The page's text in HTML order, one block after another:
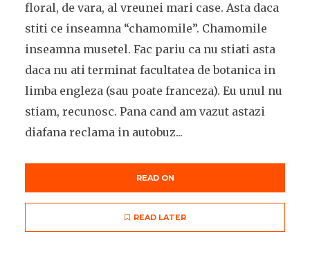
floral, de vara, al vreunei mari case. Asta daca
stiti ce inseamna “chamomile”. Chamomile
inseamna musetel. Fac pariu ca nu stiati asta
daca nu ati terminat facultatea de botanica in
limba engleza (sau poate franceza). Eu unul nu
stiam, recunosc. Pana cand am vazut astazi
diafana reclama in autobuz...
READ ON
READ LATER